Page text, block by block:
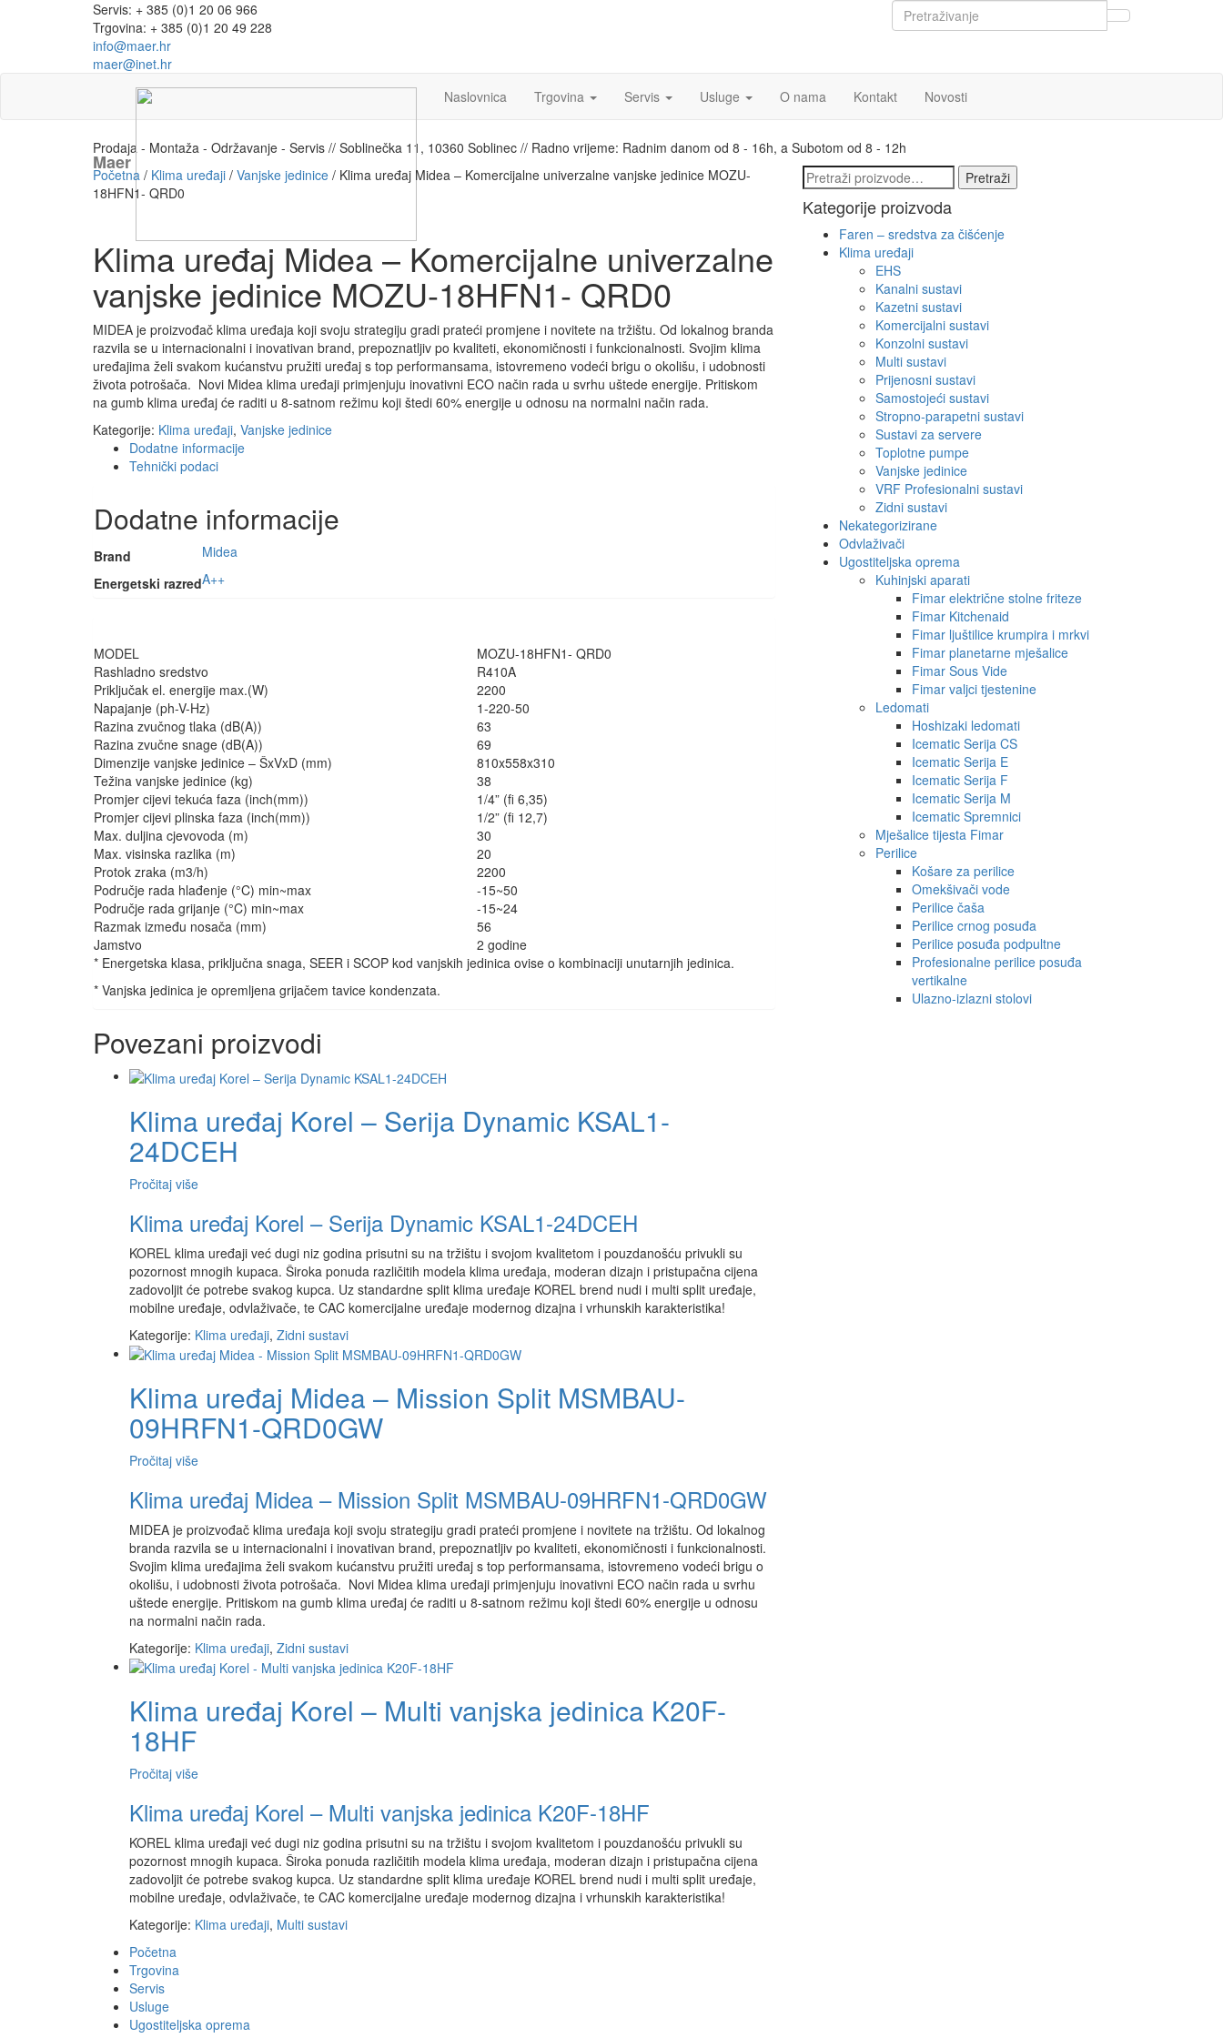
Servis: + 385 (0)1 20 06 966
Trgovina: + 385 (0)1 20 49 228
info@maer.hr
maer@inet.hr
Maer
Naslovnica Trgovina Servis Usluge O nama Kontakt Novosti
Prodaja - Montaža - Održavanje - Servis // Soblinečka 11, 10360 Soblinec // Radno vrijeme: Radnim danom od 8 - 16h, a Subotom od 8 - 12h
Početna / Klima uređaji / Vanjske jedinice / Klima uređaj Midea – Komercijalne univerzalne vanjske jedinice MOZU-
18HFN1- QRD0
Klima uređaj Midea – Komercijalne univerzalne
vanjske jedinice MOZU-18HFN1- QRD0
MIDEA je proizvođač klima uređaja koji svoju strategiju gradi prateći promjene i novitete na tržištu. Od lokalnog branda
razvila se u internacionalni i inovativan brand, prepoznatljiv po kvaliteti, ekonomičnosti i funkcionalnosti. Svojim klima
uređajima želi svakom kućanstvu pružiti uređaj s top performansama, istovremeno vodeći brigu o okolišu, i udobnosti
života potrošača. Novi Midea klima uređaji primjenjuju inovativni ECO način rada u svrhu uštede energije. Pritiskom
na gumb klima uređaj će raditi u 8-satnom režimu koji štedi 60% energije u odnosu na normalni način rada.
Kategorije: Klima uređaji, Vanjske jedinice
Dodatne informacije
Tehnički podaci
Dodatne informacije
Brand
Midea
Energetski razredA++
MODEL
MOZU-18HFN1- QRD0
Rashladno sredstvo
R410A
Priključak el. energije max.(W)
2200
Napajanje (ph-V-Hz)
1-220-50
Razina zvučnog tlaka (dB(A))
63
Razina zvučne snage (dB(A))
69
Dimenzije vanjske jedinice – ŠxVxD (mm)
810x558x310
Težina vanjske jedinice (kg)
38
Promjer cijevi tekuća faza (inch(mm))
1/4” (fi 6,35)
Promjer cijevi plinska faza (inch(mm))
1/2” (fi 12,7)
Max. duljina cjevovoda (m)
30
Max. visinska razlika (m)
20
Protok zraka (m3/h)
2200
Područje rada hlađenje (°C) min~max
-15~50
Područje rada grijanje (°C) min~max
-15~24
Razmak između nosača (mm)
56
Jamstvo
2 godine
* Energetska klasa, priključna snaga, SEER i SCOP kod vanjskih jedinica ovise o kombinaciji unutarnjih jedinica.
* Vanjska jedinica je opremljena grijačem tavice kondenzata.
Povezani proizvodi
Klima uređaj Korel – Serija Dynamic KSAL1-
24DCEH
Pročitaj više
Klima uređaj Korel – Serija Dynamic KSAL1-24DCEH
KOREL klima uređaji već dugi niz godina prisutni su na tržištu i svojom kvalitetom i pouzdanošću privukli su
pozornost mnogih kupaca. Široka ponuda različitih modela klima uređaja, moderan dizajn i pristupačna cijena
zadovoljit će potrebe svakog kupca. Uz standardne split klima uređaje KOREL brend nudi i multi split uređaje,
mobilne uređaje, odvlaživače, te CAC komercijalne uređaje modernog dizajna i vrhunskih karakteristika!
Kategorije: Klima uređaji, Zidni sustavi
Klima uređaj Midea – Mission Split MSMBAU-
09HRFN1-QRD0GW
Pročitaj više
Klima uređaj Midea – Mission Split MSMBAU-09HRFN1-QRD0GW
MIDEA je proizvođač klima uređaja koji svoju strategiju gradi prateći promjene i novitete na tržištu. Od lokalnog
branda razvila se u internacionalni i inovativan brand, prepoznatljiv po kvaliteti, ekonomičnosti i funkcionalnosti.
Svojim klima uređajima želi svakom kućanstvu pružiti uređaj s top performansama, istovremeno vodeći brigu o
okolišu, i udobnosti života potrošača. Novi Midea klima uređaji primjenjuju inovativni ECO način rada u svrhu
uštede energije. Pritiskom na gumb klima uređaj će raditi u 8-satnom režimu koji štedi 60% energije u odnosu
na normalni način rada.
Kategorije: Klima uređaji, Zidni sustavi
Klima uređaj Korel – Multi vanjska jedinica K20F-
18HF
Pročitaj više
Klima uređaj Korel – Multi vanjska jedinica K20F-18HF
KOREL klima uređaji već dugi niz godina prisutni su na tržištu i svojom kvalitetom i pouzdanošću privukli su
pozornost mnogih kupaca. Široka ponuda različitih modela klima uređaja, moderan dizajn i pristupačna cijena
zadovoljit će potrebe svakog kupca. Uz standardne split klima uređaje KOREL brend nudi i multi split uređaje,
mobilne uređaje, odvlaživače, te CAC komercijalne uređaje modernog dizajna i vrhunskih karakteristika!
Kategorije: Klima uređaji, Multi sustavi
Pretraži: Pretraži
Kategorije proizvoda
Faren – sredstva za čišćenje
Klima uređaji
EHS
Kanalni sustavi
Kazetni sustavi
Komercijalni sustavi
Konzolni sustavi
Multi sustavi
Prijenosni sustavi
Samostojeći sustavi
Stropno-parapetni sustavi
Sustavi za servere
Toplotne pumpe
Vanjske jedinice
VRF Profesionalni sustavi
Zidni sustavi
Nekategorizirane
Odvlaživači
Ugostiteljska oprema
Kuhinjski aparati
Fimar električne stolne friteze
Fimar Kitchenaid
Fimar ljuštilice krumpira i mrkvi
Fimar planetarne mješalice
Fimar Sous Vide
Fimar valjci tjestenine
Ledomati
Hoshizaki ledomati
Icematic Serija CS
Icematic Serija E
Icematic Serija F
Icematic Serija M
Icematic Spremnici
Mješalice tijesta Fimar
Perilice
Košare za perilice
Omekšivači vode
Perilice čaša
Perilice crnog posuđa
Perilice posuđa podpultne
Profesionalne perilice posuđa
vertikalne
Ulazno-izlazni stolovi
Početna
Trgovina
Servis
Usluge
Ugostiteljska oprema